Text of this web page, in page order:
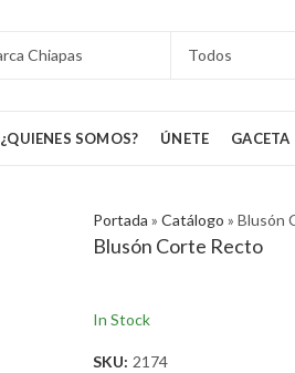
¿QUIENES SOMOS? ÚNETE GACETA
Portada » Catálogo » Blusón
Blusón Corte Recto
In Stock
SKU: 2174